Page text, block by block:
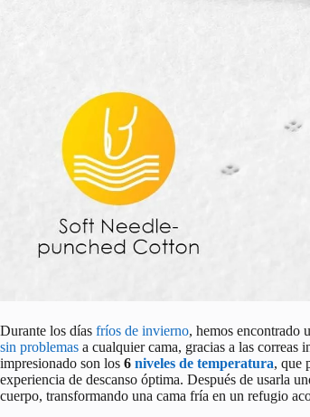
Durante los días fríos de invierno, hemos encontrado
sin problemas a cualquier cama, gracias a las correas
impresionado son los 6 niveles de temperatura, que
experiencia de descanso óptima. Después de usarla
cuerpo, transformando una cama fría en un refugio